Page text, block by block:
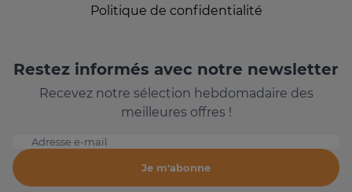
Politique de confidentialité
Restez informés avec notre newsletter
Recevez notre sélection hebdomadaire des
meilleures offres !
Adresse e-mail
Je m'abonne